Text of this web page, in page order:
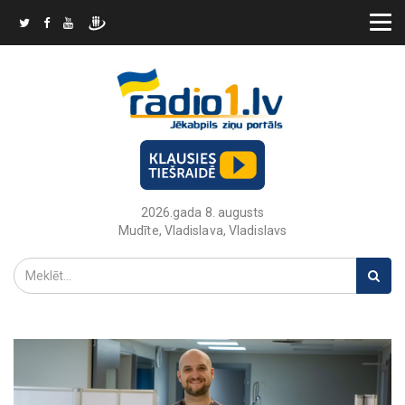
2026.gada 8. augusts
Mudīte, Vladislava, Vladislavs